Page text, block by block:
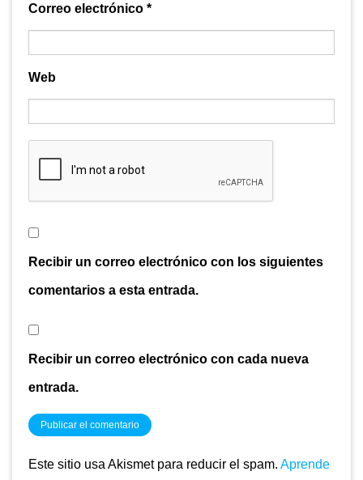
Correo electrónico *
Web
Recibir un correo electrónico con los siguientes
comentarios a esta entrada.
Recibir un correo electrónico con cada nueva
entrada.
Este sitio usa Akismet para reducir el spam. Aprende